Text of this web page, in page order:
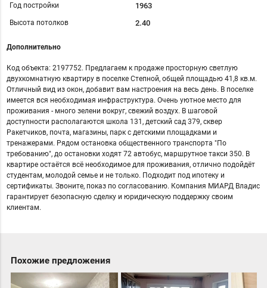
Год постройки 1963
Высота потолков 2.40
Дополнительно
Код объекта: 2197752. Предлагаем к продаже просторную светлую
двухкомнатную квартиру в поселке Степной, общей площадью 41,8 кв.м.
Отличный вид из окон, добавит вам настроения на весь день. В поселке
имеется вся необходимая инфраструктура. Очень уютное место для
проживания - много зелени вокруг, свежий воздух. В шаговой
доступности располагаются школа 131, детский сад 379, сквер
Ракетчиков, почта, магазины, парк с детскими площадками и
тренажерами. Рядом остановка общественного транспорта "По
требованию", до остановки ходят 72 автобус, маршрутное такси 350. В
квартире остаётся всё необходимое для проживания, отлично подойдёт
студентам, молодой семье и не только. Подходит под ипотеку и
сертификаты. Звоните, показ по согласованию. Компания МИАРД Владис
гарантирует безопасную сделку и юридическую поддержку своим
клиентам.
Похожие предложения